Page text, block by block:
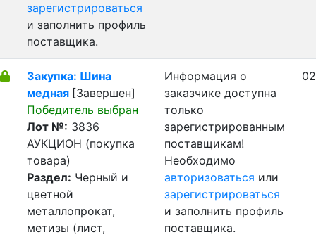
зарегистрироваться
и заполнить профиль
поставщика.
Закупка: Шина
медная [Завершен]
Победитель выбран
Лот №: 3836
АУКЦИОН (покупка
товара)
Раздел: Черный и
цветной
металлопрокат,
метизы (лист,
Информация о
заказчике доступна
только
зарегистрированным
поставщикам!
Необходимо
авторизоваться или
зарегистрироваться
и заполнить профиль
поставщика.